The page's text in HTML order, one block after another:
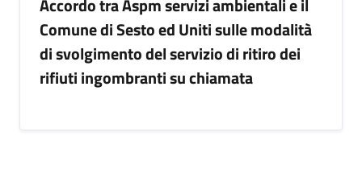
Comune di Sesto ed Uniti sulle modalità
di svolgimento del servizio di ritiro dei
rifiuti ingombranti su chiamata